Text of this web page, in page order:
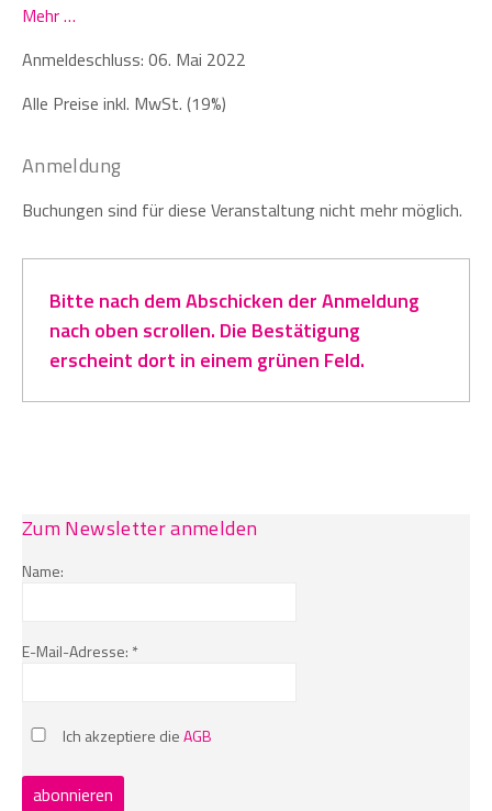
Mehr …
Anmeldeschluss: 06. Mai 2022
Alle Preise inkl. MwSt. (19%)
Anmeldung
Buchungen sind für diese Veranstaltung nicht mehr möglich.
Bitte nach dem Abschicken der Anmeldung
nach oben scrollen. Die Bestätigung
erscheint dort in einem grünen Feld.
Zum Newsletter anmelden
Name:
E-Mail-Adresse: *
Ich akzeptiere dieAGB